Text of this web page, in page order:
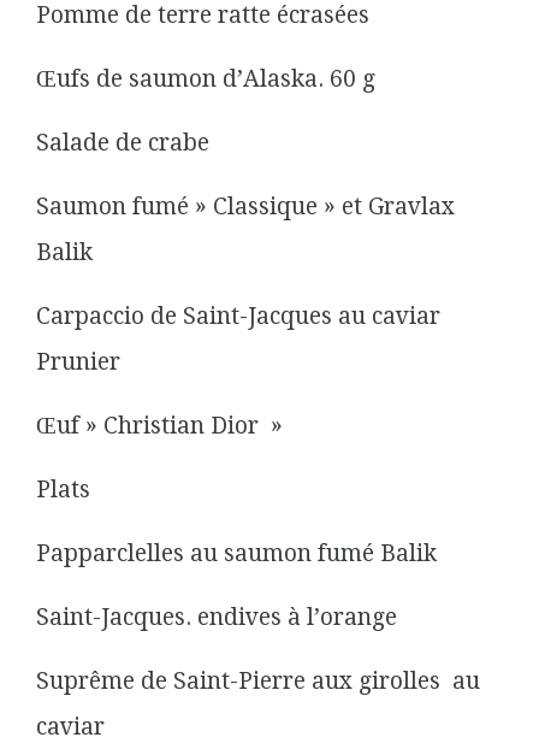
Pomme de terre ratte écrasées
Œufs de saumon d’Alaska. 60 g
Salade de crabe
Saumon fumé » Classique » et Gravlax
Balik
Carpaccio de Saint-Jacques au caviar
Prunier
Œuf » Christian Dior »
Plats
Papparclelles au saumon fumé Balik
Saint-Jacques. endives à l’orange
Suprême de Saint-Pierre aux girolles au
caviar